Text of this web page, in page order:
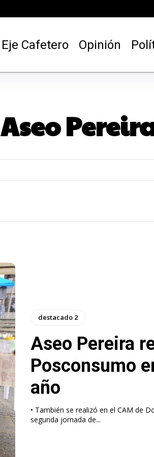
Eje Cafetero Opinión
Aseo
destacado 2
Aseo Pereira
Posconsumo
año
• También se realizó en el CAM de
segunda jornada de...